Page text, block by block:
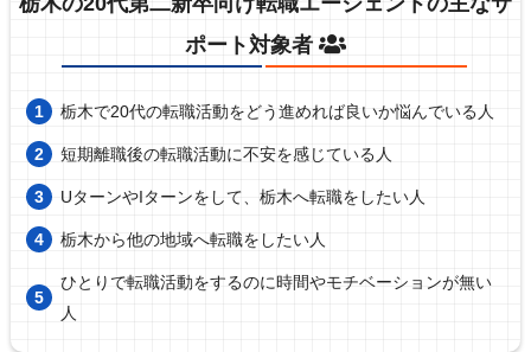
ポート対象者
栃木で20代の転職活動をどう進めれば良いか悩んでいる人
短期離職後の転職活動に不安を感じている人
UターンやIターンをして、栃木へ転職をしたい人
栃木から他の地域へ転職をしたい人
ひとりで転職活動をするのに時間やモチベーションが無い
人